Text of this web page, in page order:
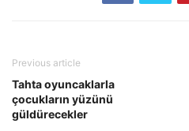
Previous article
Tahta oyuncaklarla
çocukların yüzünü
güldürecekler